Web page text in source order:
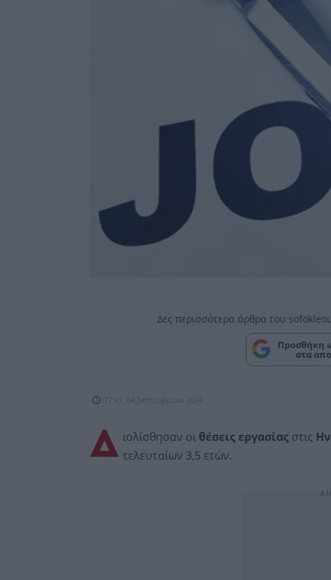
Δες περισσότερα άρθρα του
Προσθήκη
στα
17:47, 04 Σεπτεμβρίου 2024
Δ ιολίσθησαν οι θέσεις εργασίας στις
τελευταίων 3,5 ετών.